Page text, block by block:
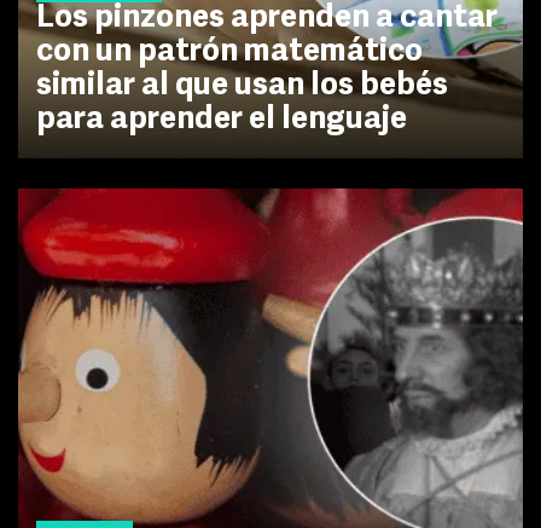
Los pinzones aprenden a cantar
con un patrón matemático
similar al que usan los bebés
para aprender el lenguaje